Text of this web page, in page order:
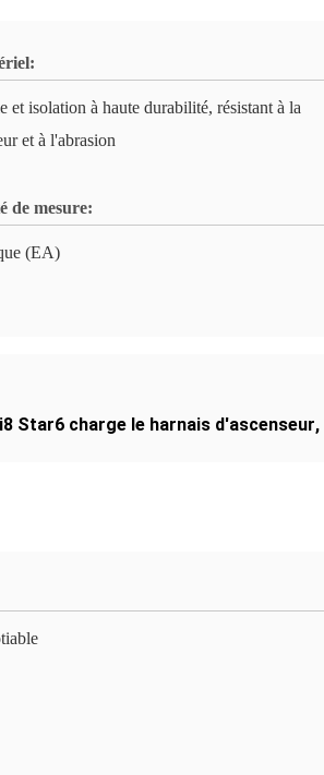
et isolation à haute durabilité, résistant à la
et à l'abrasion
de mesure:
(EA)
Star6 charge le harnais d'ascenseur,